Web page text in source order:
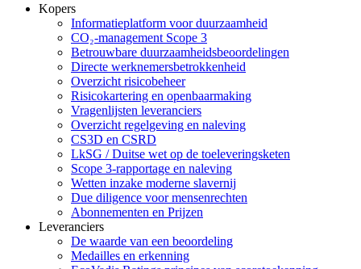
Kopers
Informatieplatform voor duurzaamheid
CO₂-management Scope 3
Betrouwbare duurzaamheidsbeoordelingen
Directe werknemersbetrokkenheid
Overzicht risicobeheer
Risicokartering en openbaarmaking
Vragenlijsten leveranciers
Overzicht regelgeving en naleving
CS3D en CSRD
LkSG / Duitse wet op de toeleveringsketen
Scope 3-rapportage en naleving
Wetten inzake moderne slavernij
Due diligence voor mensenrechten
Abonnementen en Prijzen
Leveranciers
De waarde van een beoordeling
Medailles en erkenning